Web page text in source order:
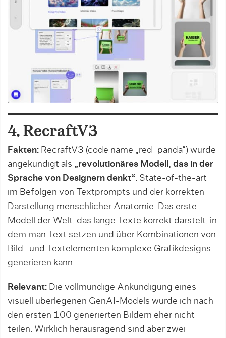
4. RecraftV3
Fakten: RecraftV3 (code name „red_panda“) wurde
angekündigt als „revolutionäres Modell, das in der
Sprache von Designern denkt“. State-of-the-art
im Befolgen von Textprompts und der korrekten
Darstellung menschlicher Anatomie. Das erste
Modell der Welt, das lange Texte korrekt darstelt, in
dem man Text setzen und über Kombinationen von
Bild- und Textelementen komplexe Grafikdesigns
generieren kann.
Relevant: Die vollmundige Ankündigung eines
visuell überlegenen GenAI-Models würde ich nach
den ersten 100 generierten Bildern eher nicht
teilen. Wirklich herausragend sind aber zwei